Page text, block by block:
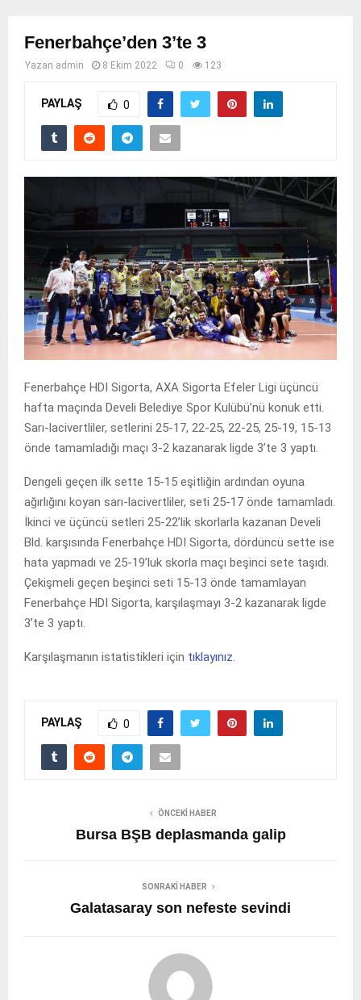
Fenerbahçe’den 3’te 3
Yazan admin 8 Ekim 2022 0 123
PAYLAŞ 0
Fenerbahçe HDI Sigorta, AXA Sigorta Efeler Ligi üçüncü
hafta maçında Develi Belediye Spor Kulübü’nü konuk etti.
Sarı-lacivertliler, setlerini 25-17, 22-25, 22-25, 25-19, 15-13
önde tamamladığı maçı 3-2 kazanarak ligde 3’te 3 yaptı.
Dengeli geçen ilk sette 15-15 eşitliğin ardından oyuna
ağırlığını koyan sarı-lacivertliler, seti 25-17 önde tamamladı.
İkinci ve üçüncü setleri 25-22’lik skorlarla kazanan Develi
Bld. karşısında Fenerbahçe HDI Sigorta, dördüncü sette ise
hata yapmadı ve 25-19’luk skorla maçı beşinci sete taşıdı.
Çekişmeli geçen beşinci seti 15-13 önde tamamlayan
Fenerbahçe HDI Sigorta, karşılaşmayı 3-2 kazanarak ligde
3’te 3 yaptı.
Karşılaşmanın istatistikleri için tıklayınız.
PAYLAŞ 0
ÖNCEKI HABER
Bursa BŞB deplasmanda galip
SONRAKI HABER
Galatasaray son nefeste sevindi